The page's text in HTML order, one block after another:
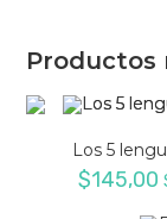
Productos
Los 5
$145,00